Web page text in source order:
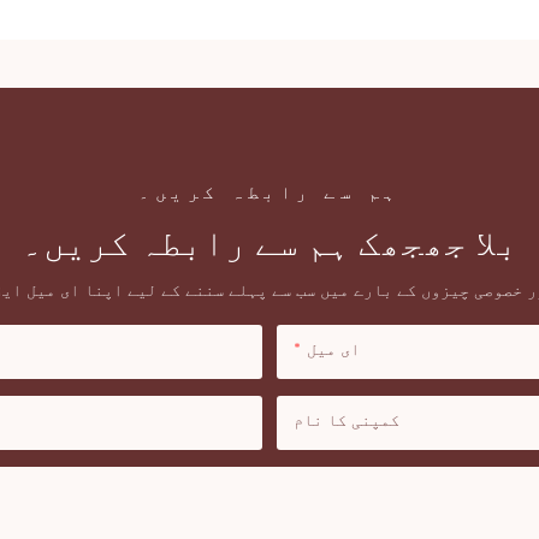
ہم سے رابطہ کریں۔
بلا جھجھک ہم سے رابطہ کریں۔
خصوصی چیزوں کے بارے میں سب سے پہلے سننے کے لیے اپنا ای میل
ای میل
کمپنی کا نام